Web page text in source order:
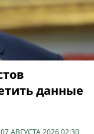
данные
07 АВГУСТА 2026 02:30